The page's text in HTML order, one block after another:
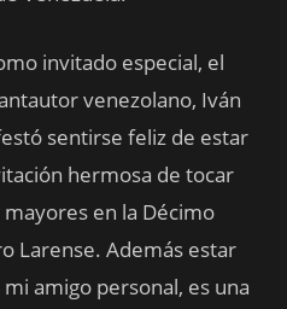
invitado especial, el
venezolano, Iván
sentirse feliz de estar
hermosa de tocar
en la Décimo
Larense. Además estar
amigo personal, es una